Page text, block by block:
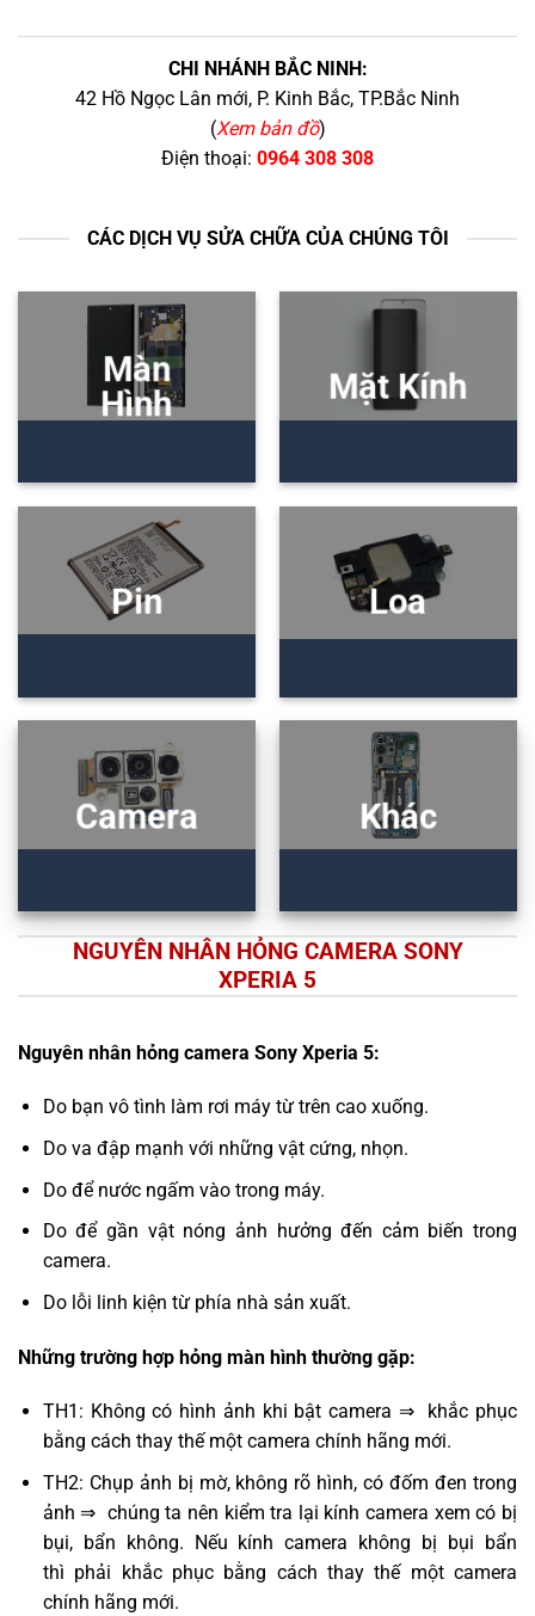
CHI NHÁNH BẮC NINH:
42 Hồ Ngọc Lân mới, P. Kinh Bắc, TP.Bắc Ninh
(Xem bản đồ)
Điện thoại: 0964 308 308
CÁC DỊCH VỤ SỬA CHỮA CỦA CHÚNG TÔI
Màn
Hình
Mặt Kính
Pin Loa
Camera Khác
NGUYÊN NHÂN HỎNG CAMERA SONY
XPERIA 5
Nguyên nhân hỏng camera Sony Xperia 5:
Do bạn vô tình làm rơi máy từ trên cao xuống.
Do va đập mạnh với những vật cứng, nhọn.
Do để nước ngấm vào trong máy.
Do để gần vật nóng ảnh hưởng đến cảm biến trong
camera.
Do lỗi linh kiện từ phía nhà sản xuất.
Những trường hợp hỏng màn hình thường gặp:
TH1: Không có hình ảnh khi bật camera ⇒ khắc phục
bằng cách thay thế một camera chính hãng mới.
TH2: Chụp ảnh bị mờ, không rõ hình, có đốm đen trong
ảnh ⇒ chúng ta nên kiểm tra lại kính camera xem có bị
bụi, bẩn không. Nếu kính camera không bị bụi bẩn
thì phải khắc phục bằng cách thay thế một camera
chính hãng mới.